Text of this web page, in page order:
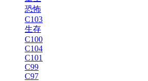
恐怖
C103
生存
C100
C104
C101
C99
C97